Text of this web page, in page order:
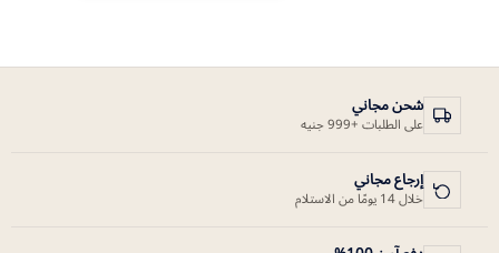
شحن مجاني
على الطلبات +999 جنيه
إرجاع مجاني
خلال 14 يومًا من الاستلام